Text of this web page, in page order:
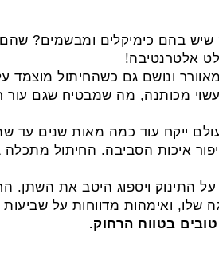
בהם כימיקלים ומבשמים? שהם
אלטרנטיבה!
ונושם גם כשהחיתול מוצמד
מכותנה, מה שמבטיח שגם עור
עוד כמה מאות שנים עד
איכות הסביבה. החיתול מתכלה
ויספוג היטב את השתן.
ואימהות מדווחות על שביעות